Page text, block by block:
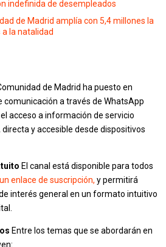
indefinida de desempleados
de Madrid amplía con 5,4 millones la
la natalidad
de Madrid ha puesto en
comunicación a través de WhatsApp
acceso a información de servicio
y accesible desde dispositivos
El canal está disponible para todos
un enlace de suscripción, y permitirá
interés general en un formato intuitivo
Entre los temas que se abordarán en